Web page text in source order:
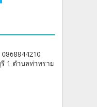
1 ตำบลท่าทราย